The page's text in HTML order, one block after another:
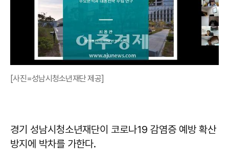
[사진=성남시청소년재단 제공]
경기 성남시청소년재단이 코로나19 감염증 예방 확산
방지에 박차를 가한다.